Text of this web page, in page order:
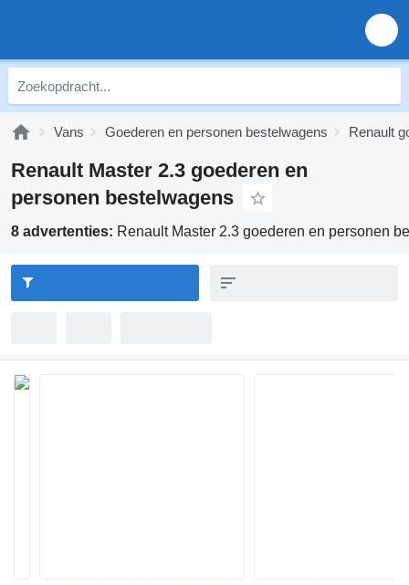
Vans Goederen en personen bestelwagens Renault
Renault Master 2.3 goederen en
personen bestelwagens
8 advertenties: Renault Master 2.3 goederen en personen